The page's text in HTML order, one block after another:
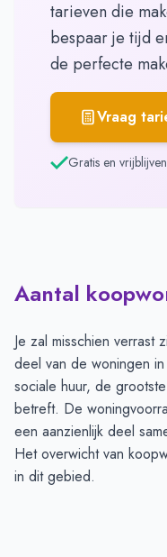
tarieven die
bespaar je tijd
de perfecte
Vraag
Gratis en
Aantal
Je zal misschien verrast
deel van de woningen
sociale huur, de
betreft. De
een aanzienlijk deel
Het overwicht van
in dit gebied.